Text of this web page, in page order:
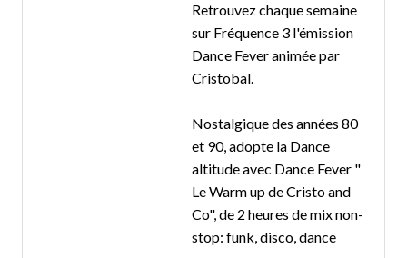
Retrouvez chaque semaine
sur Fréquence 3 l'émission
Dance Fever animée par
Cristobal.
Nostalgique des années 80
et 90, adopte la Dance
altitude avec Dance Fever "
Le Warm up de Cristo and
Co", de 2 heures de mix non-
stop: funk, disco, dance